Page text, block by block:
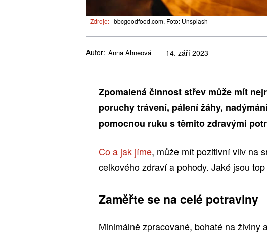
Zdroje: bbcgoodfood.com, Foto: Unsplash
Autor: Anna Ahneová 14. září 2023
Zpomalená činnost střev může mít
poruchy trávení, pálení žáhy,
pomocnou ruku s těmito zdravými
Co a jak jíme, může mít pozitivní vliv na
celkového zdraví a pohody. Jaké jsou
Zaměřte se na celé potraviny
Minimálně zpracované, bohaté na živiny